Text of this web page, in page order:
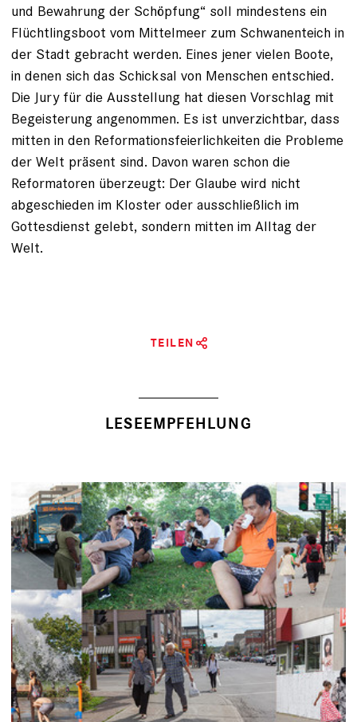
und Bewahrung der Schöpfung“ soll mindestens ein
Flüchtlingsboot vom Mittelmeer zum Schwanenteich in
der Stadt gebracht werden. Eines jener vielen Boote,
in denen sich das Schicksal von Menschen entschied.
Die ­Jury für die Ausstellung hat diesen Vorschlag mit
Begeisterung angenommen. Es ist unverzichtbar, dass
mitten in den ­Reformationsfeierlichkeiten die Probleme
der Welt präsent sind. Davon waren schon die
Reformatoren überzeugt: Der Glaube wird nicht
abgeschieden im Kloster oder ausschließlich im
Gottesdienst gelebt, ­sondern mitten im Alltag der
Welt.
TEILEN
LESEEMPFEHLUNG